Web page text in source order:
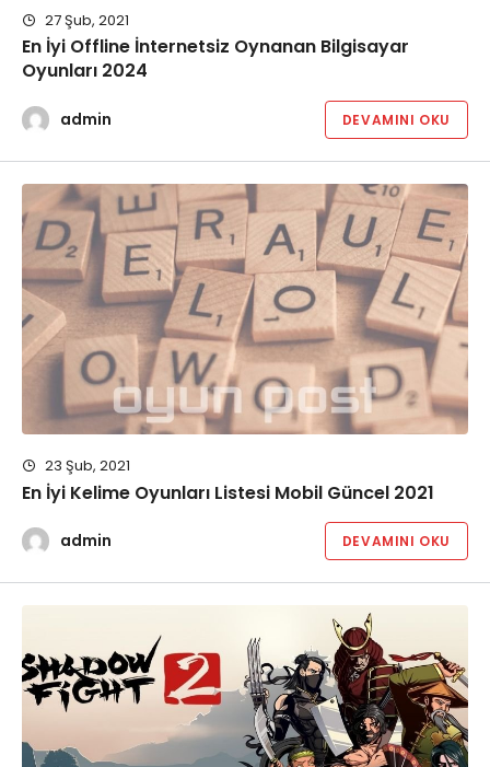
27 Şub, 2021
En İyi Offline İnternetsiz Oynanan Bilgisayar
Oyunları 2024
admin DEVAMINI OKU
23 Şub, 2021
En İyi Kelime Oyunları Listesi Mobil Güncel 2021
admin DEVAMINI OKU